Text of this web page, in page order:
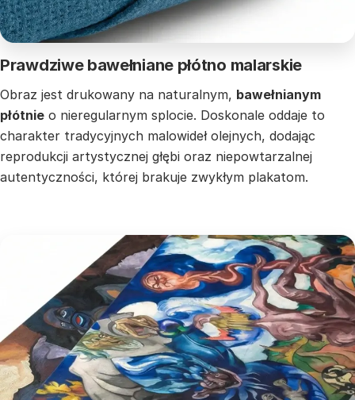
Prawdziwe bawełniane płótno malarskie
Obraz jest drukowany na naturalnym, bawełnianym
płótnie o nieregularnym splocie. Doskonale oddaje to
charakter tradycyjnych malowideł olejnych, dodając
reprodukcji artystycznej głębi oraz niepowtarzalnej
autentyczności, której brakuje zwykłym plakatom.